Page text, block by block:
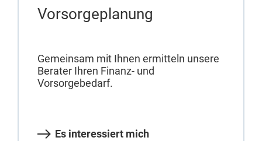
Vorsorgeplanung
Gemeinsam mit Ihnen ermitteln unsere
Berater Ihren Finanz- und
Vorsorgebedarf.
Es interessiert mich